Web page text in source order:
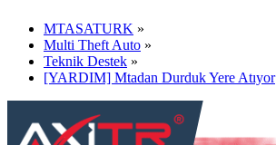
MTASATURK »
Multi Theft Auto »
Teknik Destek »
[YARDIM] Mtadan Durduk Yere Atıyor